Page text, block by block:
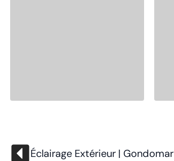
Éclairage Extérieur | Gondomar